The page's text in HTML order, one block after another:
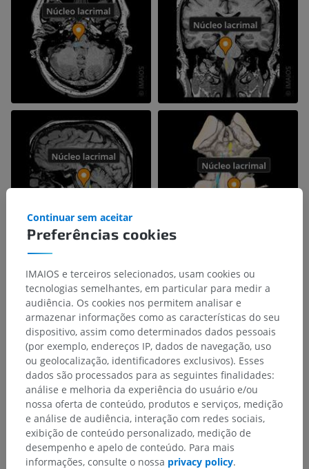
Hierarquia anatômica
Preferências cookies
Continuar sem aceitar
IMAIOS e terceiros selecionados, usam cookies ou
tecnologias semelhantes, em particular para medir a
audiência. Os cookies nos permitem analisar e
armazenar informações como as características do seu
dispositivo, assim como determinados dados pessoais
(por exemplo, endereços IP, dados de navegação, uso
ou geolocalização, identificadores exclusivos). Esses
dados são processados para as seguintes finalidades:
análise e melhoria da experiência do usuário e/ou
nossa oferta de conteúdo, produtos e serviços, medição
e análise de audiência, interação com redes sociais,
exibição de conteúdo personalizado, medição de
desempenho e apelo de conteúdo. Para mais
informações, consulte o nossa privacy policy.